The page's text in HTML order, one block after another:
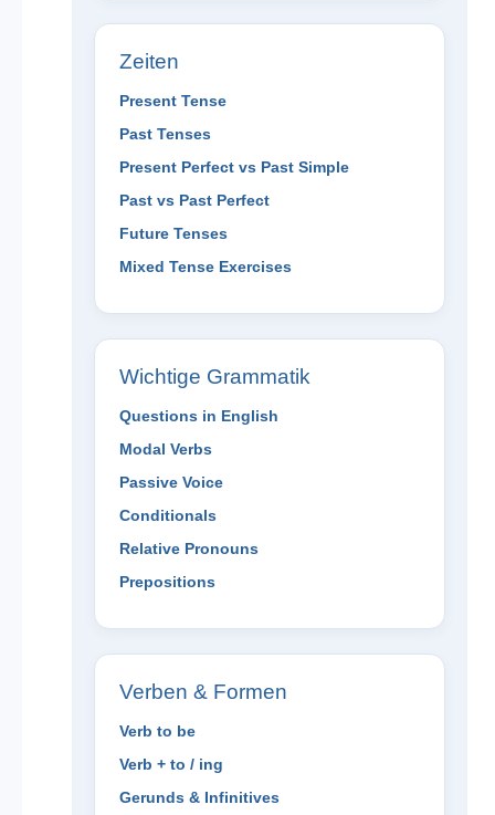
Zeiten
Present Tense
Past Tenses
Present Perfect vs Past Simple
Past vs Past Perfect
Future Tenses
Mixed Tense Exercises
Wichtige Grammatik
Questions in English
Modal Verbs
Passive Voice
Conditionals
Relative Pronouns
Prepositions
Verben & Formen
Verb to be
Verb + to / ing
Gerunds & Infinitives